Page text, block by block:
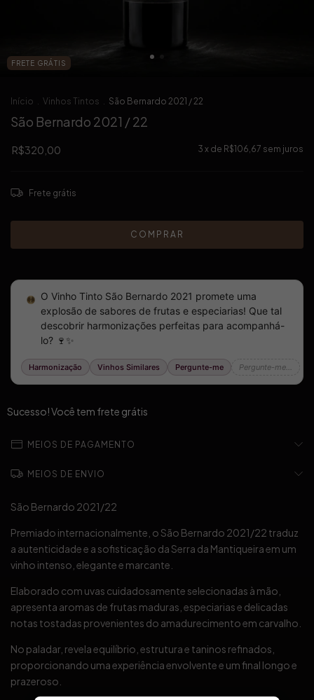
FRETE GRÁTIS
Início . Vinhos Tintos . São Bernardo 2021 / 22
São Bernardo 2021 / 22
R$320,00 3 x de R$106,67 sem juros
Frete grátis
Sucesso! Você tem frete grátis
MEIOS DE PAGAMENTO
MEIOS DE ENVIO
São Bernardo 2021/22
Premiado internacionalmente, o São Bernardo 2021/22 traduz
a autenticidade e a sofisticação da Serra da Mantiqueira em um
vinho intenso, elegante e marcante.
Elaborado com uvas cuidadosamente selecionadas à mão,
apresenta aromas de frutas maduras, especiarias e delicadas
notas tostadas provenientes do amadurecimento em carvalho.
No paladar, revela equilíbrio, estrutura e taninos refinados,
proporcionando uma experiência envolvente e um final longo e
prazeroso.